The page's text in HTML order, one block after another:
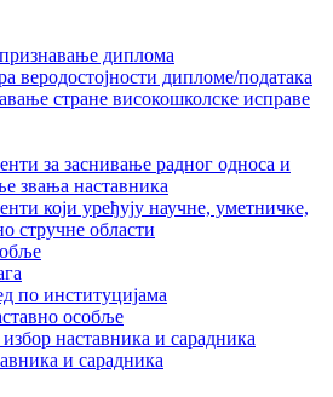
диплома
веродостојности дипломе/података
стране високошколске исправе
за заснивање радног односа и
звања наставника
који уређују научне, уметничке,
стручне области
по институцијама
особље
наставника и сарадника
и сарадника